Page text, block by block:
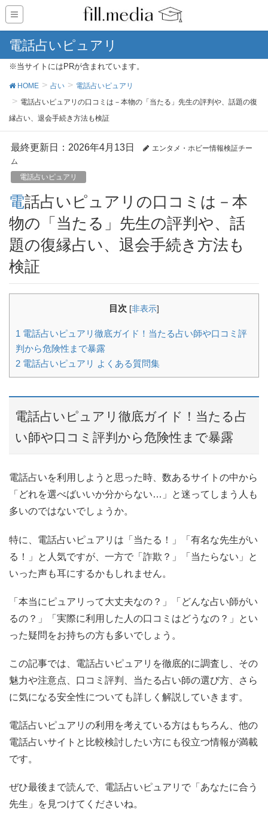
電話占いピュアリ
※当サイトにはPRが含まれています。
HOME 占い
電話占いピュアリ
電話占いピュアリの口コミは－本物の「当たる」先生の評判や、話題の復
縁占い、退会手続き方法も検証
最終更新日：2026年4月13日
エンタメ・ホビー情報検証チー
ム
電話占いピュアリ
電話占いピュアリの口コミは－本
物の「当たる」先生の評判や、話
題の復縁占い、退会手続き方法も
検証
目次 [非表示]
1 電話占いピュアリ徹底ガイド！当たる占い師や口コミ評
判から危険性まで暴露
2 電話占いピュアリ よくある質問集
電話占いピュアリ徹底ガイド！当たる占
い師や口コミ評判から危険性まで暴露
電話占いを利用しようと思った時、数あるサイトの中から
「どれを選べばいいか分からない…」と迷ってしまう人も
多いのではないでしょうか。
特に、電話占いピュアリは「当たる！」「有名な先生がい
る！」と人気ですが、一方で「詐欺？」「当たらない」と
いった声も耳にするかもしれません。
「本当にピュアリって大丈夫なの？」「どんな占い師がい
るの？」「実際に利用した人の口コミはどうなの？」とい
った疑問をお持ちの方も多いでしょう。
この記事では、電話占いピュアリを徹底的に調査し、その
魅力や注意点、口コミ評判、当たる占い師の選び方、さら
に気になる安全性についても詳しく解説していきます。
電話占いピュアリの利用を考えている方はもちろん、他の
電話占いサイトと比較検討したい方にも役立つ情報が満載
です。
ぜひ最後まで読んで、電話占いピュアリで「あなたに合う
先生」を見つけてくださいね。